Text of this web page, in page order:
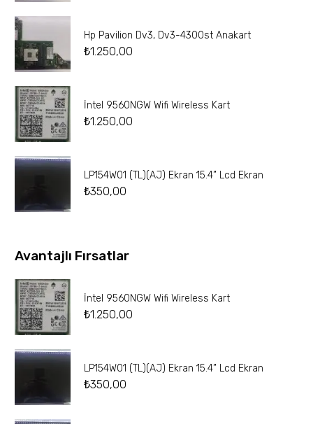
Hp Pavilion Dv3, Dv3-4300st Anakart
₺1.250,00
İntel 9560NGW Wifi Wireless Kart
₺1.250,00
LP154W01 (TL)(AJ) Ekran 15.4” Lcd Ekran
₺350,00
Avantajlı Fırsatlar
İntel 9560NGW Wifi Wireless Kart
₺1.250,00
LP154W01 (TL)(AJ) Ekran 15.4” Lcd Ekran
₺350,00